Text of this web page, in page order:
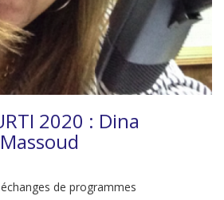
2020 : Dina
de programmes